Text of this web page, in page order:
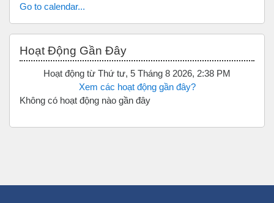
Go to calendar...
Hoạt Động Gần Đây
Hoạt động từ Thứ tư, 5 Tháng 8 2026, 2:38 PM
Xem các hoạt động gần đây?
Không có hoạt động nào gần đây